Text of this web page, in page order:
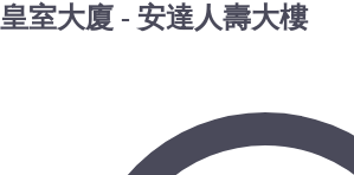
皇室大廈 - 安達人壽大樓